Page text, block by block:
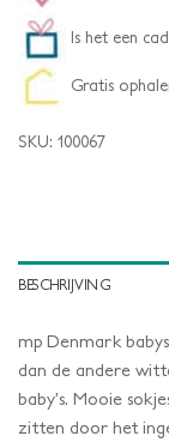
Is het een
Gratis
SKU: 100067
BESCHRIJVING
mp Denmark
dan de andere
baby’s. Mooie
zitten door het